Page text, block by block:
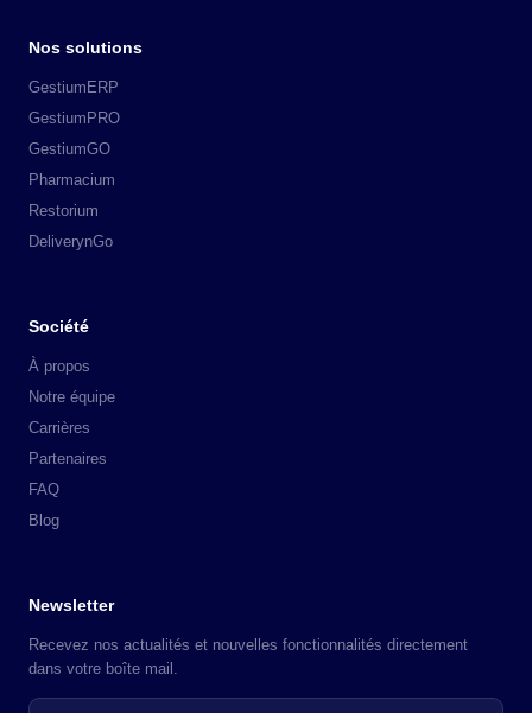
Nos solutions
GestiumERP
GestiumPRO
GestiumGO
Pharmacium
Restorium
DeliverynGo
Société
À propos
Notre équipe
Carrières
Partenaires
FAQ
Blog
Newsletter
Recevez nos actualités et nouvelles fonctionnalités directement
dans votre boîte mail.